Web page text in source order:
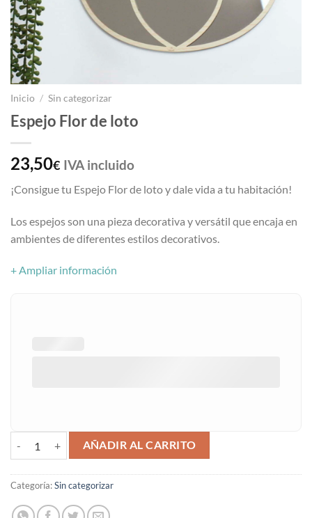
Inicio / Sin categorizar
Espejo Flor de loto
23,50€ IVA incluido
¡Consigue tu Espejo Flor de loto y dale vida a tu habitación!
Los espejos son una pieza decorativa y versátil que encaja en
ambientes de diferentes estilos decorativos.
+ Ampliar información
Espejo Flor de loto cantidadAÑADIR AL CARRITO
Categoría:Sin categorizar